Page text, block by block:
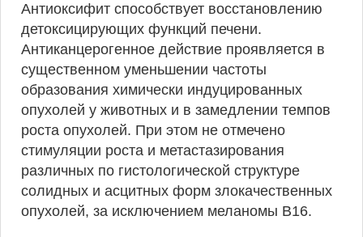
Антиоксифит способствует восстановлению
детоксицирующих функций печени.
Антиканцерогенное действие проявляется в
существенном уменьшении частоты
образования химически индуцированных
опухолей у животных и в замедлении темпов
роста опухолей. При этом не отмечено
стимуляции роста и метастазирования
различных по гистологической структуре
солидных и асцитных форм злокачественных
опухолей, за исключением меланомы B16.